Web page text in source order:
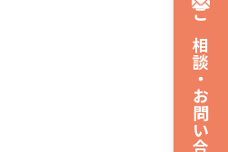
ご相談・